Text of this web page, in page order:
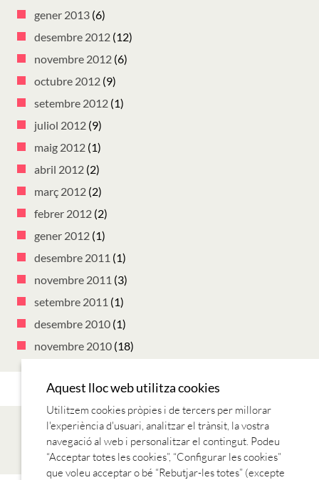
gener 2013 (6)
desembre 2012 (12)
novembre 2012 (6)
octubre 2012 (9)
setembre 2012 (1)
juliol 2012 (9)
maig 2012 (1)
abril 2012 (2)
març 2012 (2)
febrer 2012 (2)
gener 2012 (1)
desembre 2011 (1)
novembre 2011 (3)
setembre 2011 (1)
desembre 2010 (1)
novembre 2010 (18)
Aquest lloc web utilitza cookies
Utilitzem cookies pròpies i de tercers per millorar
l'experiència d'usuari, analitzar el trànsit, la vostra
navegació al web i personalitzar el contingut. Podeu
“Acceptar totes les cookies”, “Configurar les cookies”
que voleu acceptar o bé “Rebutjar-les totes” (excepte